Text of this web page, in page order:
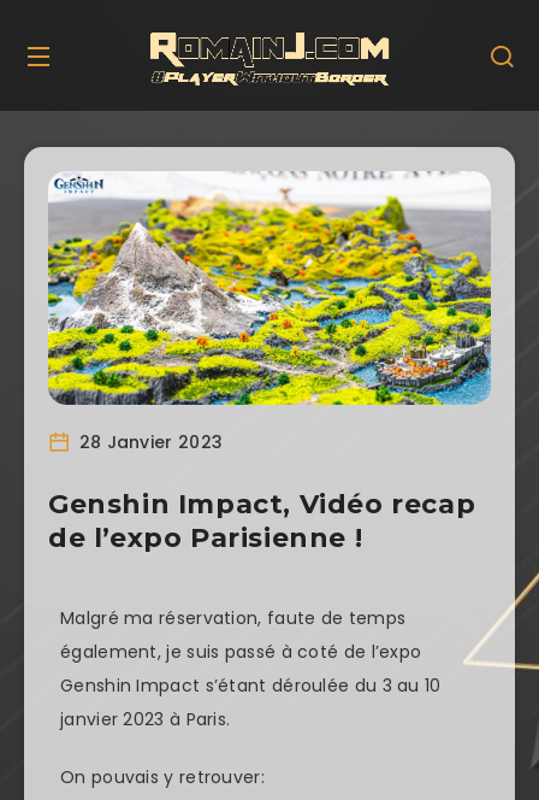
28 Janvier 2023
Genshin Impact, Vidéo recap
de l’expo Parisienne !
Malgré ma réservation, faute de temps
également, je suis passé à coté de l’expo
Genshin Impact s’étant déroulée du 3 au 10
janvier 2023 à Paris.
On pouvais y retrouver: